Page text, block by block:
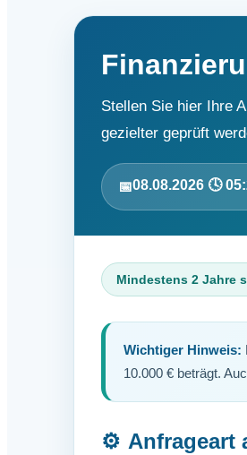
Stellen Sie hier Ihre
gezielter geprüft
📅08.08.2026 🕓
Mindestens 2 Jahre
Wichtiger Hinweis:
10.000 € beträgt.
⚙️ Anfrageart